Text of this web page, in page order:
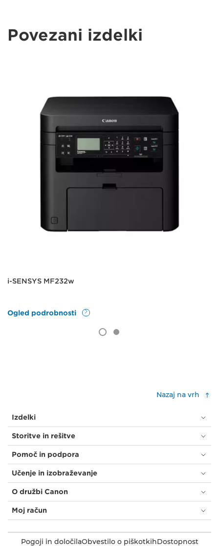
Povezani izdelki
i-SENSYS MF232w
Ogled podrobnosti
Nazaj na vrh
Izdelki
Storitve in rešitve
Pomoč in podpora
Učenje in izobraževanje
O družbi Canon
Moj račun
Pogoji in določilaObvestilo o piškotkihDostopnost